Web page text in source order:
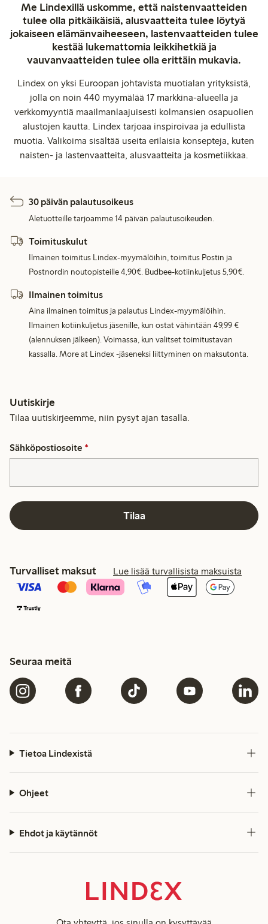
Me Lindexillä uskomme, että naistenvaatteiden
tulee olla pitkäikäisiä, alusvaatteita tulee löytyä
jokaiseen elämänvaiheeseen, lastenvaatteiden tulee
kestää lukemattomia leikkihetkiä ja
vauvanvaatteiden tulee olla erittäin mukavia.
Lindex on yksi Euroopan johtavista muotialan yrityksistä,
jolla on noin 440 myymälää 17 markkina-alueella ja
verkkomyyntiä maailmanlaajuisesti kolmansien osapuolien
alustojen kautta. Lindex tarjoaa inspiroivaa ja edullista
muotia. Valikoima sisältää useita erilaisia konsepteja, kuten
naisten- ja lastenvaatteita, alusvaatteita ja kosmetiikkaa.
30 päivän palautusoikeus
Aletuotteille tarjoamme 14 päivän palautusoikeuden.
Toimituskulut
Ilmainen toimitus Lindex-myymälöihin, toimitus Postin ja
Postnordin noutopisteille 4,90€. Budbee-kotiinkuljetus 5,90€.
Ilmainen toimitus
Aina ilmainen toimitus ja palautus Lindex-myymälöihin.
Ilmainen kotiinkuljetus jäsenille, kun ostat vähintään 49,99 €
(alennuksen jälkeen). Voimassa, kun valitset toimitustavan
kassalla. More at Lindex -jäseneksi liittyminen on maksutonta.
Uutiskirje
Tilaa uutiskirjeemme, niin pysyt ajan tasalla.
Sähköpostiosoite *
Tilaa
Turvalliset maksut Lue lisää turvallisista maksuista
Seuraa meitä
Tietoa Lindexistä
Ohjeet
Ehdot ja käytännöt